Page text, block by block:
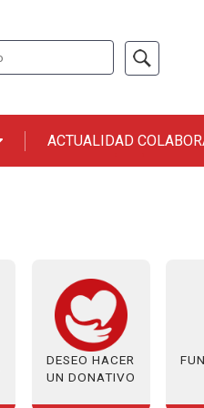
ACTUALIDAD
DESEO HACER
UN DONATIVO